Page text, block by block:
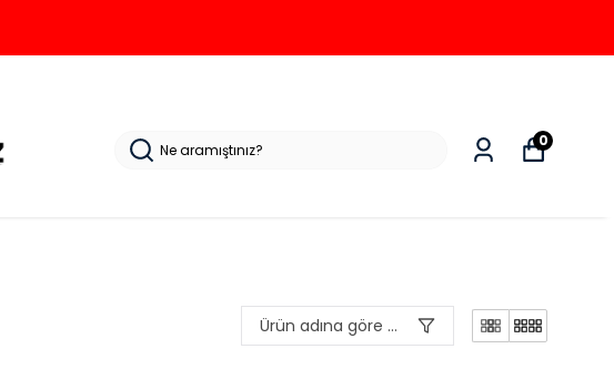
0
Ürün adına göre A-Z